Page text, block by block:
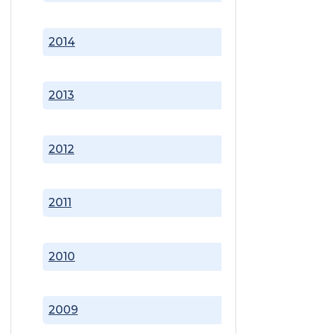
2009
2010
2011
2012
2013
2014